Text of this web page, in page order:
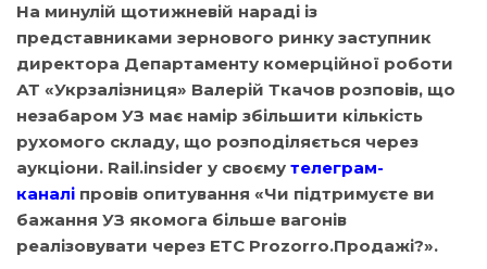
На минулій щотижневій нараді із
представниками зернового ринку заступник
директора Департаменту комерційної роботи
АТ «Укрзалізниця» Валерій Ткачов розповів, що
незабаром УЗ має намір збільшити кількість
рухомого складу, що розподіляється через
аукціони. Rail.insider у своєму телеграм-
каналі провів опитування «Чи підтримуєте ви
бажання УЗ якомога більше вагонів
реалізовувати через ЕТС Prozorro.Продажі?».